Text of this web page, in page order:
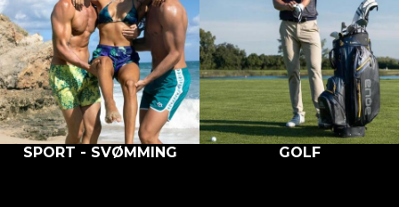
SPORT - SVØMMING GOLF
Copyright © 2026 Chrisco - All rights reserved
Forretningssystemognettbutikkløsninglevert av
Multicase™ Norge AS